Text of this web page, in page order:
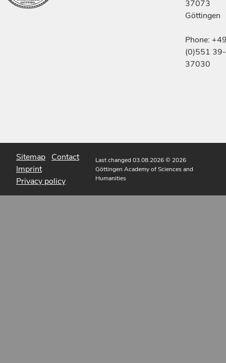
37073
Göttingen
Phone:
(0)551 39-
37030
Sitemap Contact
Imprint
Privacy policy
Last changed 03.08.2026© 2026
Göttingen Academy of Sciences and
Humanities